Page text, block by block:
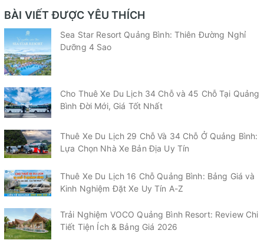
BÀI VIẾT ĐƯỢC YÊU THÍCH
Sea Star Resort Quảng Bình: Thiên Đường Nghỉ
Dưỡng 4 Sao
Cho Thuê Xe Du Lịch 34 Chỗ và 45 Chỗ Tại Quảng
Bình Đời Mới, Giá Tốt Nhất
Thuê Xe Du Lịch 29 Chỗ Và 34 Chỗ Ở Quảng Bình:
Lựa Chọn Nhà Xe Bản Địa Uy Tín
Thuê Xe Du Lịch 16 Chỗ Quảng Bình: Bảng Giá và
Kinh Nghiệm Đặt Xe Uy Tín A-Z
Trải Nghiệm VOCO Quảng Bình Resort: Review Chi
Tiết Tiện Ích & Bảng Giá 2026